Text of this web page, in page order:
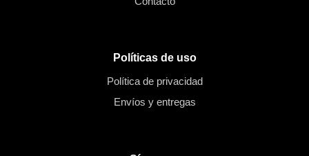
Políticas de uso
Política de privacidad
Envíos y entregas